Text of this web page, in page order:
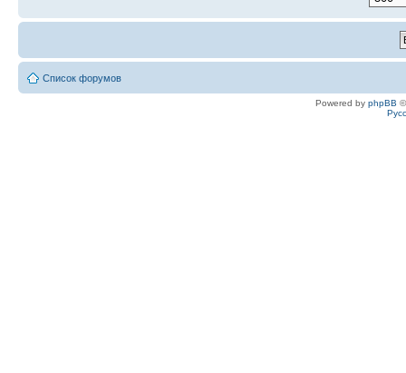
Список форумов
Powered by phpBB